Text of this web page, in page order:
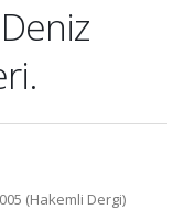
Deniz
(Hakemli Dergi)